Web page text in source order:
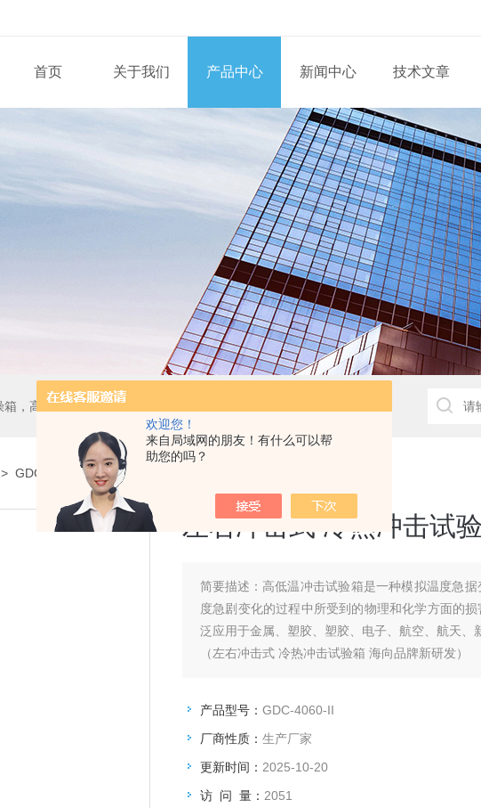
欢迎您！
来自局域网的朋友！有什么可以帮
助您的吗？
首页 关于我们 产品中心 新闻中心 技术文章
箱，二氧化碳培养箱、生化培养箱、三气培养箱、恒温恒湿箱、高低温试验箱
> GDC-4060-II左右冲击式 冷热冲击试验箱 海向品牌新研发
左右冲击式 冷热冲击试
简要描述： 高低温冲击试验箱是一种模拟温度急
度急剧变化的过程中所受到的物理和化学方面的
泛应用于金属、塑胶、塑胶、电子、航空、航天、
（左右冲击式 冷热冲击试验箱 海向品牌新研发）
产品型号： GDC-4060-II
厂商性质： 生产厂家
更新时间： 2025-10-20
访 问 量： 2051